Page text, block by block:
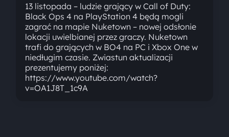
13 listopada – ludzie grający w Call of Duty:
Black Ops 4 na PlayStation 4 będą mogli
zagrać na mapie Nuketown – nowej odsłonie
lokacji uwielbianej przez graczy. Nuketown
trafi do grających w BO4 na PC i Xbox One w
niedługim czasie. Zwiastun aktualizacji
prezentujemy poniżej:
https://www.youtube.com/watch?
v=OA1J8T_1c9A